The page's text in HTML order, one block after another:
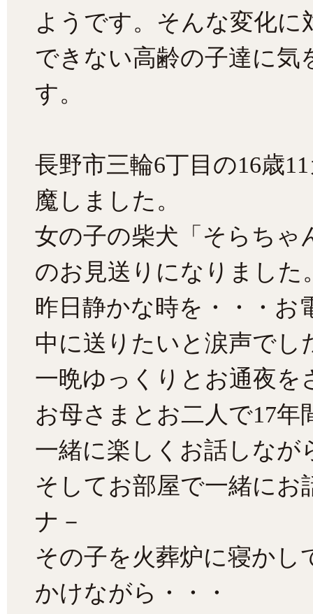
ようです。そんな変化に
できない高齢の子達に
す。
長野市三輪6丁目の16歳
魔しました。
女の子の柴犬「そらちゃ
のお見送りになりました
昨日静かな時を・・・お
中に送りたいと涙声でし
一晩ゆっくりとお通夜を
お母さまとお二人で17
一緒に楽しくお話しなが
そしてお部屋で一緒に
ナ－
その子を火葬炉に寝か
かけながら・・・